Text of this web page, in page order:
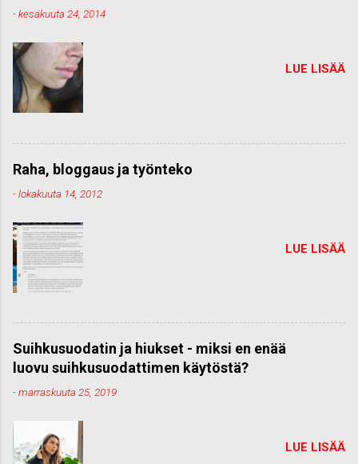
-kesäkuuta 24, 2014
LUE LISÄÄ
Raha, bloggaus ja työnteko
-lokakuuta 14, 2012
LUE LISÄÄ
Suihkusuodatin ja hiukset - miksi en enää
luovu suihkusuodattimen käytöstä?
-marraskuuta 25, 2019
LUE LISÄÄ